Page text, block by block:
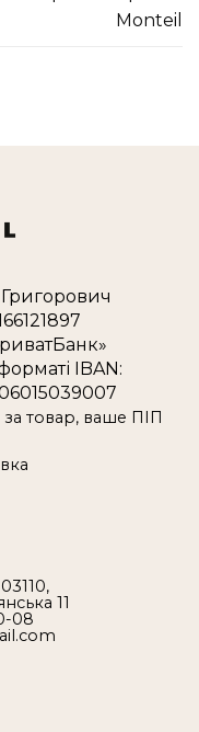
Monteil
IBAN:
товар, ваше ПІП
11
08